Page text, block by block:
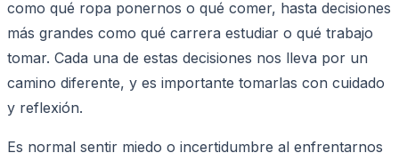
como qué ropa ponernos o qué comer, hasta decisiones
más grandes como qué carrera estudiar o qué trabajo
tomar. Cada una de estas decisiones nos lleva por un
camino diferente, y es importante tomarlas con cuidado
y reflexión.
Es normal sentir miedo o incertidumbre al enfrentarnos